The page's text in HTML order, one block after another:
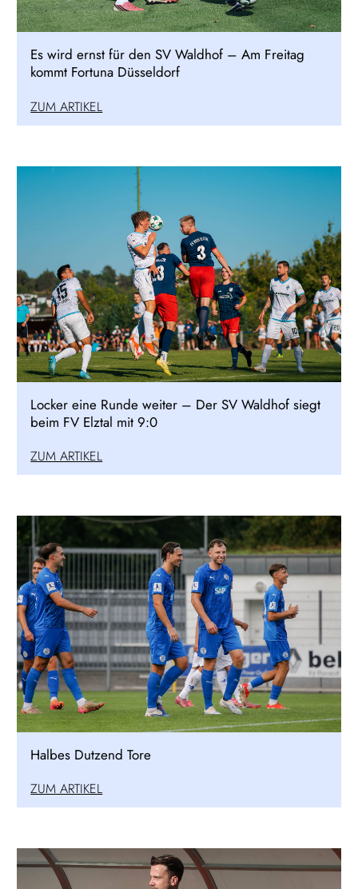
Es wird ernst für den SV Waldhof – Am Freitag
kommt Fortuna Düsseldorf
ZUM ARTIKEL
Locker eine Runde weiter – Der SV Waldhof siegt
beim FV Elztal mit 9:0
ZUM ARTIKEL
Halbes Dutzend Tore
ZUM ARTIKEL